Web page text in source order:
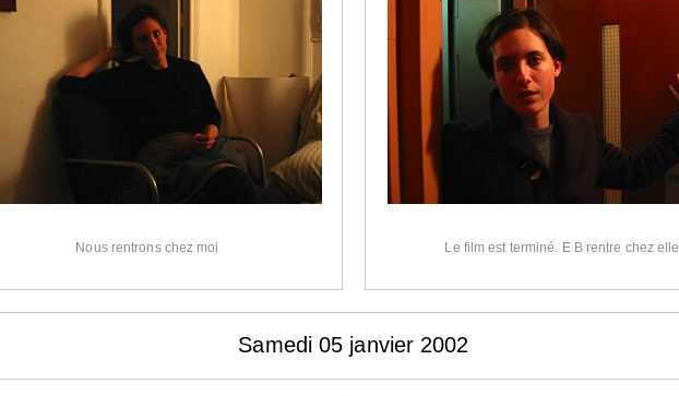
Nous rentrons chez moi Le film est terminé. E B rentre chez elle
Samedi 05 janvier 2002